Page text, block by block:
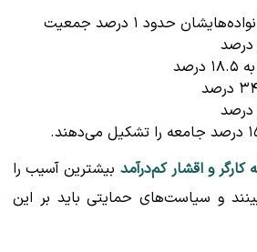
حدود ۱ درصد جمعیت
کارگر و اقشار کم‌درآمد بیشترین آسیب را
و سیاست‌های حمایتی باید بر این